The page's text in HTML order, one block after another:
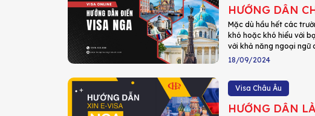
HƯỚNG DẪN
Mặc dù hầu hết các
khó hoặc khó hiểu với
với khả năng ngoại ngữ
18/09/2024
Visa Châu Âu
HƯỚNG DẪN